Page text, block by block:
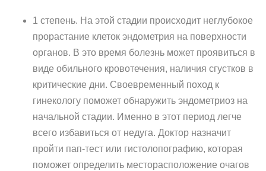
1 степень. На этой стадии происходит неглубокое
прорастание клеток эндометрия на поверхности
органов. В это время болезнь может проявиться в
виде обильного кровотечения, наличия сгустков в
критические дни. Своевременный поход к
гинекологу поможет обнаружить эндометриоз на
начальной стадии. Именно в этот период легче
всего избавиться от недуга. Доктор назначит
пройти пап-тест или гистолопографию, которая
поможет определить месторасположение очагов